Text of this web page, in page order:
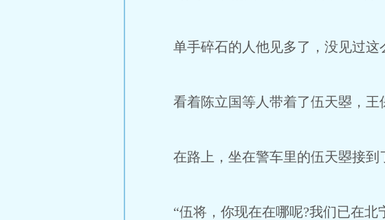
单手碎石的人他见多了，没见过这
看着陈立国等人带着了伍天曌，王
在路上，坐在警车里的伍天曌接到
“伍将，你现在在哪呢?我们已在北